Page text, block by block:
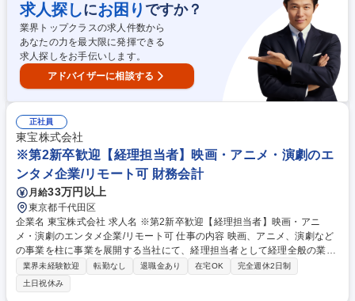
求人探しにお困り ですか？
業界トップクラスの求人件数から
あなたの力を最大限に発揮できる
求人探しをお手伝いします。
アドバイザーに相談する
正社員
東宝株式会社
※第2新卒歓迎【経理担当者】映画・アニメ・演劇のエ
ンタメ企業/リモート可 財務会計
月給33万円以上
東京都千代田区
企業名 東宝株式会社 求人名 ※第2新卒歓迎【経理担当者】映画・アニ
メ・演劇のエンタメ企業/リモート可 仕事の内容 映画、アニメ、演劇など
の事業を柱に事業を展開する当社にて、経理担当者として経理全般の業務
をお任せします。 【具体的には】 ・各本部の損益計算および分析業務、
支払手続、経費精算システムにかかる業務 ・経営情報管理システムの帳簿
利用にかかる統括業務 ・決算業務や開示請求業務 等 募集職種 ※第2新卒
業界未経験歓迎 転勤なし 退職金あり 在宅OK
完全週休2日制
土日祝休み